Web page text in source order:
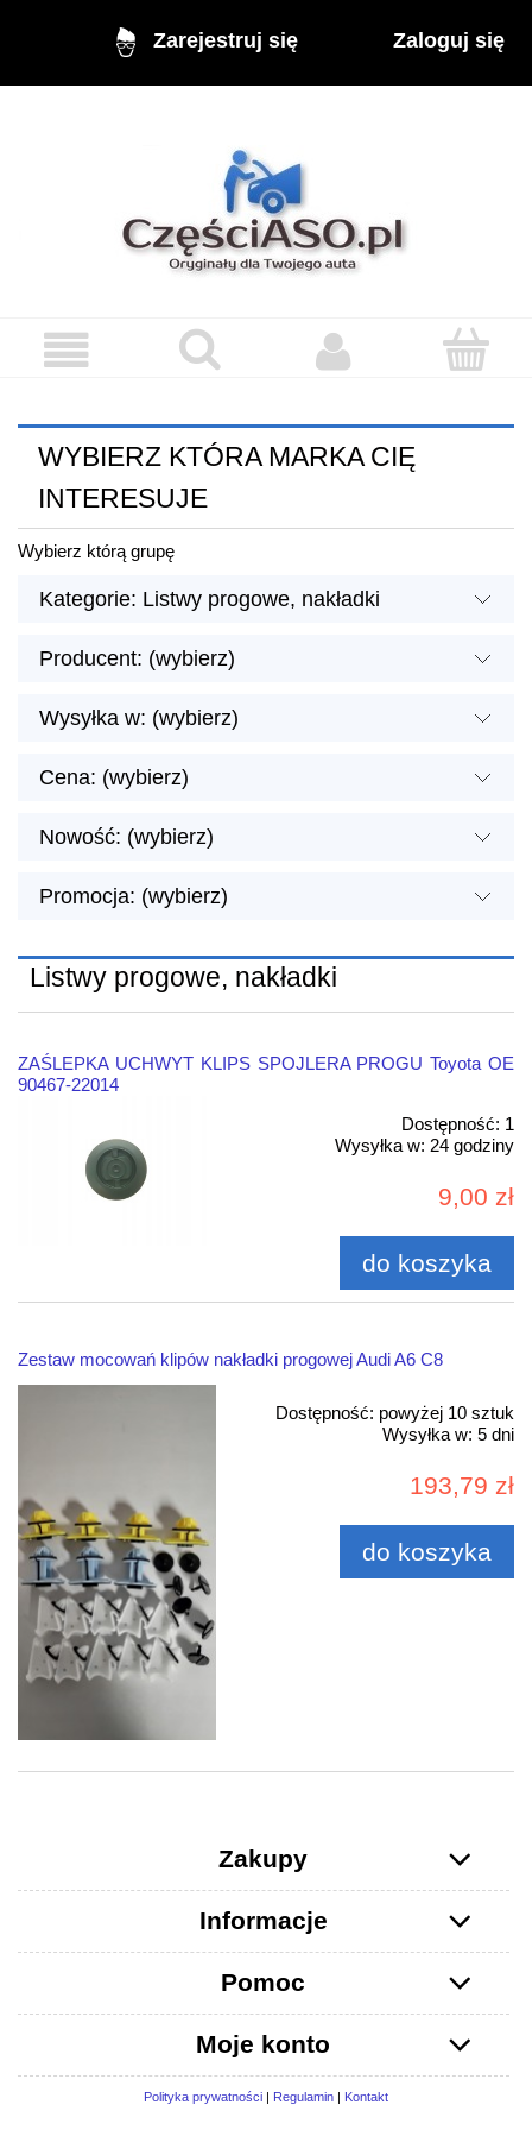
Zarejestruj się Zaloguj się
WYBIERZ KTÓRA MARKA CIĘ
INTERESUJE
Wybierz którą grupę
Kategorie: Listwy progowe, nakładki
Producent: (wybierz)
Wysyłka w: (wybierz)
Cena: (wybierz)
Nowość: (wybierz)
Promocja: (wybierz)
Listwy progowe, nakładki
ZAŚLEPKA UCHWYT KLIPS SPOJLERA PROGU Toyota OE
90467-22014
Dostępność: 1
Wysyłka w: 24 godziny
9,00 zł
do koszyka
Zestaw mocowań klipów nakładki progowej Audi A6 C8
Dostępność: powyżej 10 sztuk
Wysyłka w: 5 dni
193,79 zł
do koszyka
Zakupy
Informacje
Pomoc
Moje konto
Polityka prywatności Regulamin Kontakt